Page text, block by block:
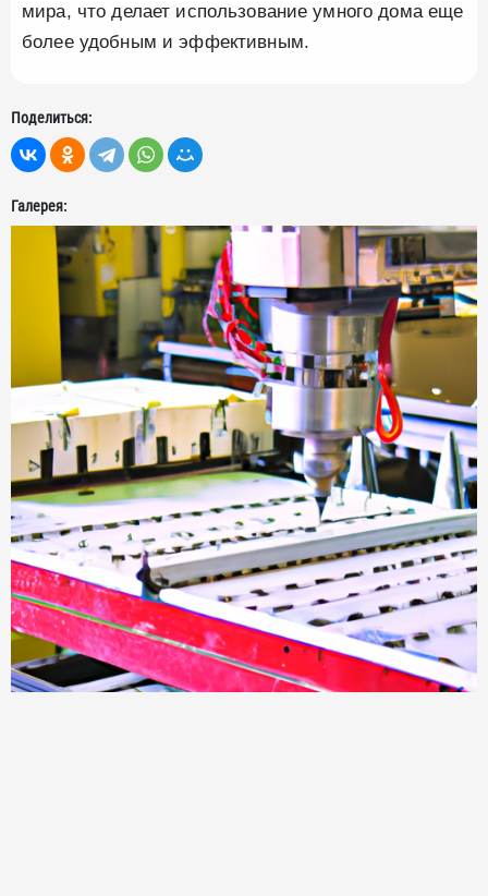
мира, что делает использование умного дома еще
более удобным и эффективным.
Поделиться:
Галерея: